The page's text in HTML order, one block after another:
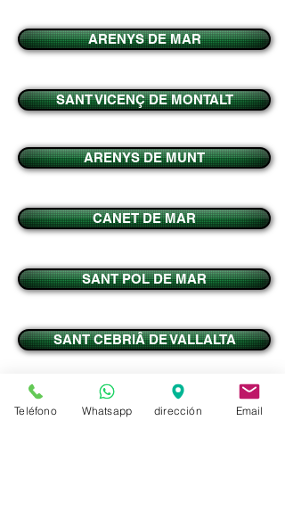
ARENYS DE MAR
SANT VICENÇ DE MONTALT
ARENYS DE MUNT
CANET DE MAR
SANT POL DE MAR
SANT CEBRIÂ DE VALLALTA
SANT ISCLE DE VALLALTA
Teléfono Whatsapp dirección Email